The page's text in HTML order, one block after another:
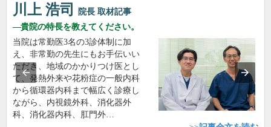
川上 浩司 院長 取材記事
貴院の特長を教えてください。
当院は常勤医3名の3診体制に加
え、非常勤の先生にもお手伝いい
ただき、地域のかかりつけ医とし
て、発熱外来や花粉症の一般内科
から循環器内科まで幅広く診療し
ながら、内視鏡外科、消化器外
科、消化器内科、肛門外…